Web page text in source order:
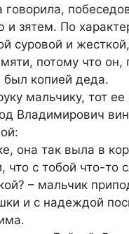
говорила,
и зятем. По
суровой и
потому что он,
копией деда.
мальчику, тот
Владимирович
она так выла в
что с тобой что-то
– мальчик
и с надеждой